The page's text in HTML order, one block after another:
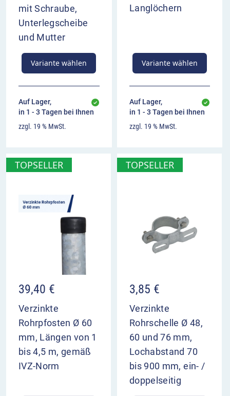
mit Schraube,
Unterlegscheibe
und Mutter
Variante wählen
Auf Lager,
in 1 - 3 Tagen bei Ihnen
zzgl. 19 % MwSt.
Langlöchern
Variante wählen
Auf Lager,
in 1 - 3 Tagen bei Ihnen
zzgl. 19 % MwSt.
TOPSELLER
39,40 €
Verzinkte
Rohrpfosten Ø 60
mm, Längen von 1
bis 4,5 m, gemäß
IVZ-Norm
TOPSELLER
3,85 €
Verzinkte
Rohrschelle Ø 48,
60 und 76 mm,
Lochabstand 70
bis 900 mm, ein- /
doppelseitig